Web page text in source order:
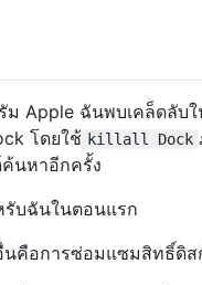
Apple ฉันพบเคล็ดลับใ
โดยใช้ killall Dock
นหาอีกครั้ง
รับฉันในตอนแรก
คือการซ่อมแซมสิทธิ์ดิส